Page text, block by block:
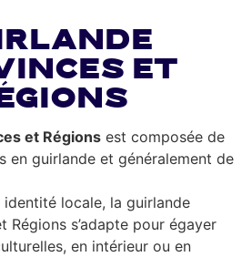
et
et Régions est composée de
en guirlande et généralement de
locale, la guirlande
Régions s’adapte pour égayer
en intérieur ou en